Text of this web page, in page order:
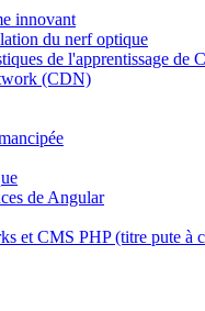
innovant
du nerf optique
de l'apprentissage de
(CDN)
de Angular
et CMS PHP (titre pute à